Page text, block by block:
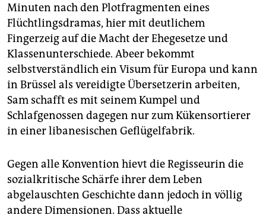
Minuten nach den Plotfragmenten eines
Flüchtlingsdramas, hier mit deutlichem
Fingerzeig auf die Macht der Ehegesetze und
Klassenunterschiede. Abeer bekommt
selbstverständlich ein Visum für Europa und kann
in Brüssel als vereidigte Übersetzerin arbeiten,
Sam schafft es mit seinem Kumpel und
Schlafgenossen dagegen nur zum Kükensortierer
in einer libanesischen Geflügelfabrik.
Gegen alle Konvention hievt die Regisseurin die
sozialkritische Schärfe ihrer dem Leben
abgelauschten Geschichte dann jedoch in völlig
andere Dimensionen. Dass aktuelle